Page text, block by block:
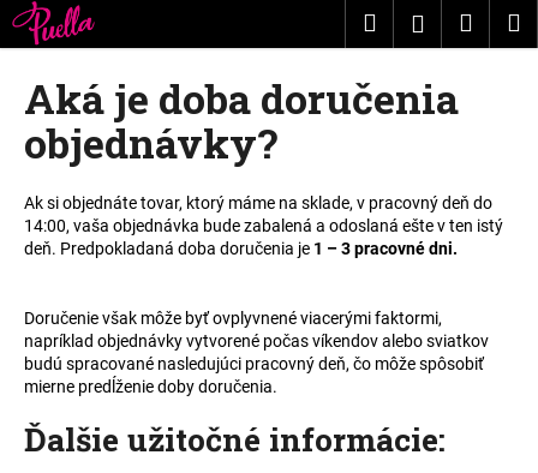
Prejsť
na
obsah
Hľadať
Aká je doba doručenia
objednávky?
Ak si objednáte tovar, ktorý máme na sklade, v pracovný deň do
14:00, vaša objednávka bude zabalená a odoslaná ešte v ten istý
deň. Predpokladaná doba doručenia je 1 – 3 pracovné dni.
Doručenie však môže byť ovplyvnené viacerými faktormi,
napríklad objednávky vytvorené počas víkendov alebo sviatkov
budú spracované nasledujúci pracovný deň, čo môže spôsobiť
mierne predĺženie doby doručenia.
Ďalšie užitočné informácie:
K
o
Č
o
p
o
t
e
b
u
j
e